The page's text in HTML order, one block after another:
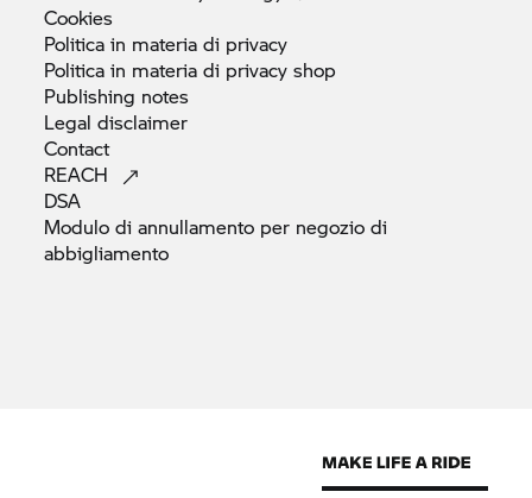
Cookies
Politica in materia di privacy
Politica in materia di privacyshop
Publishing notes
Legaldisclaimer
Contact
REACH
DSA
Modulo di annullamento per negozio di
abbigliamento